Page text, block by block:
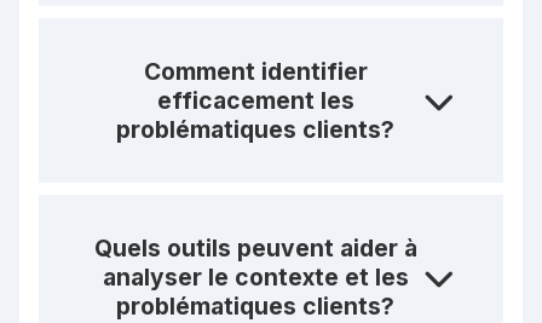
Comment identifier
efficacement les
problématiques clients?
Quels outils peuvent aider à
analyser le contexte et les
problématiques clients?